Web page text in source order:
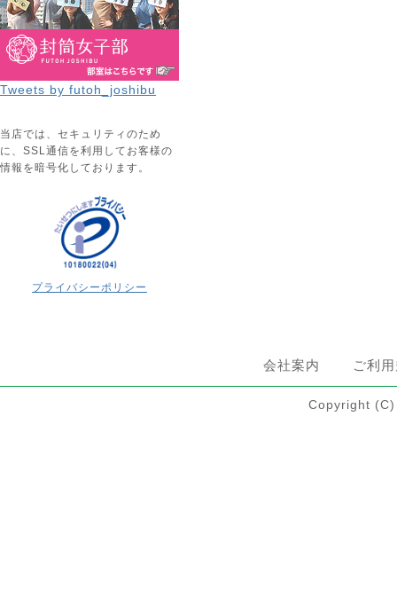
Tweets by futoh_joshibu
当店では、セキュリティのため
に、SSL通信を利用してお客様の
情報を暗号化しております。
プライバシーポリシー
会社案内 ご利
Copyright